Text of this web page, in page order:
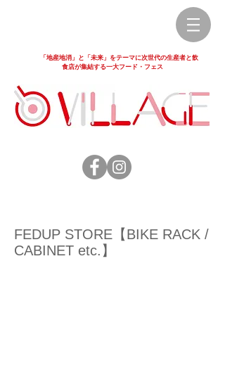
「地産地消」と「未来」をテーマに次世代の生産者と飲
食店が集結する一大フード・フェス
FEDUP STORE【BIKE RACK /
CABINET etc.】